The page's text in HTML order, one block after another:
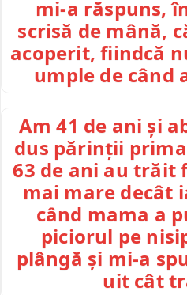
mi-a răspuns,
scrisă de mână,
acoperit, fiindcă
umple de când
Am 41 de ani și
dus părinții
63 de ani au trăit
mai mare decât
când mama a
piciorul pe
plângă și mi-a
uit cât